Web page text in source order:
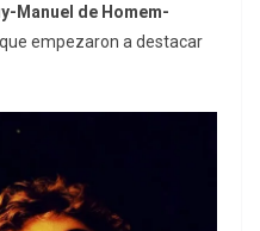
Manuel de Homem-
empezaron a destacar